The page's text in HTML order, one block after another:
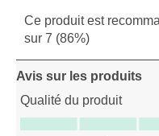
Ce produit est
sur 7 (86%)
Avis sur les produits
Qualité du produit
Qualité du produit, 4.7